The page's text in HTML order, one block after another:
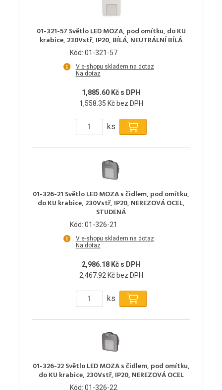
01-321-57 Světlo LED MOZA, pod omítku, do KU
krabice, 230Vstř, IP20, BÍLÁ, NEUTRÁLNÍ BÍLÁ
Kód: 01-321-57
V e-shopu skladem na dotaz
Na dotaz
1,885.60 Kč s DPH
1,558.35 Kč bez DPH
ks
01-326-21 Světlo LED MOZA s čidlem, pod omítku,
do KU krabice, 230Vstř, IP20, NEREZOVÁ OCEL,
STUDENÁ
Kód: 01-326-21
V e-shopu skladem na dotaz
Na dotaz
2,986.18 Kč s DPH
2,467.92 Kč bez DPH
ks
01-326-22 Světlo LED MOZA s čidlem, pod omítku,
do KU krabice, 230Vstř, IP20, NEREZOVÁ OCEL
Kód: 01-326-22